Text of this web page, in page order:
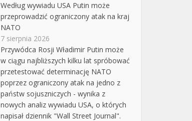
Według wywiadu USA Putin może
przeprowadzić ograniczony atak na kraj
NATO
7 sierpnia 2026
Przywódca Rosji Władimir Putin może
w ciągu najbliższych kilku lat spróbować
przetestować determinację NATO
poprzez ograniczony atak na jedno z
państw sojuszniczych - wynika z
nowych analiz wywiadu USA, o których
napisał dziennik "Wall Street Journal".